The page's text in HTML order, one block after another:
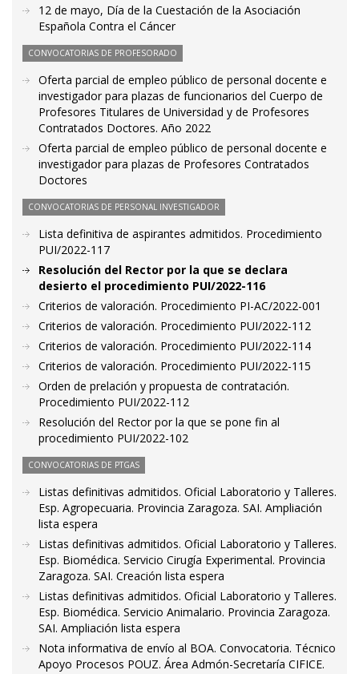
12 de mayo, Día de la Cuestación de la Asociación
Española Contra el Cáncer
CONVOCATORIAS DE PROFESORADO
Oferta parcial de empleo público de personal docente e
investigador para plazas de funcionarios del Cuerpo de
Profesores Titulares de Universidad y de Profesores
Contratados Doctores. Año 2022
Oferta parcial de empleo público de personal docente e
investigador para plazas de Profesores Contratados
Doctores
CONVOCATORIAS DE PERSONAL INVESTIGADOR
Lista definitiva de aspirantes admitidos. Procedimiento
PUI/2022-117
Resolución del Rector por la que se declara
desierto el procedimiento PUI/2022-116
Criterios de valoración. Procedimiento PI-AC/2022-001
Criterios de valoración. Procedimiento PUI/2022-112
Criterios de valoración. Procedimiento PUI/2022-114
Criterios de valoración. Procedimiento PUI/2022-115
Orden de prelación y propuesta de contratación.
Procedimiento PUI/2022-112
Resolución del Rector por la que se pone fin al
procedimiento PUI/2022-102
CONVOCATORIAS DE PTGAS
Listas definitivas admitidos. Oficial Laboratorio y Talleres.
Esp. Agropecuaria. Provincia Zaragoza. SAI. Ampliación
lista espera
Listas definitivas admitidos. Oficial Laboratorio y Talleres.
Esp. Biomédica. Servicio Cirugía Experimental. Provincia
Zaragoza. SAI. Creación lista espera
Listas definitivas admitidos. Oficial Laboratorio y Talleres.
Esp. Biomédica. Servicio Animalario. Provincia Zaragoza.
SAI. Ampliación lista espera
Nota informativa de envío al BOA. Convocatoria. Técnico
Apoyo Procesos POUZ. Área Admón-Secretaría CIFICE.